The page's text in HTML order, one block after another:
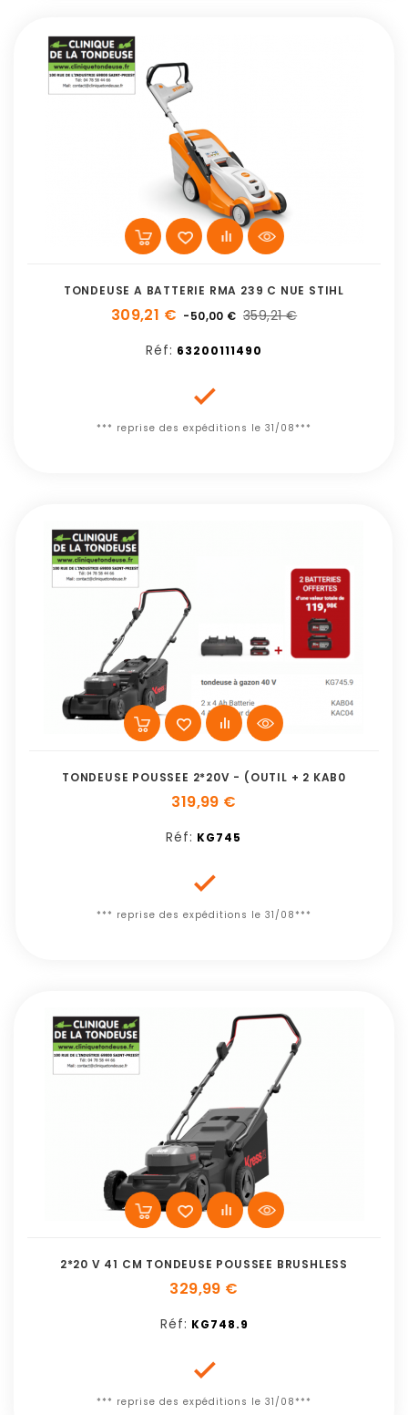
TONDEUSE A BATTERIE RMA 239 C NUE STIHL
309,21 € -50,00 € 359,21 €
Réf: 63200111490

*** reprise des expéditions le 31/08***
TONDEUSE POUSSEE 2*20V - (OUTIL + 2 KAB0
319,99 €
Réf: KG745

*** reprise des expéditions le 31/08***
2*20 V 41 CM TONDEUSE POUSSEE BRUSHLESS
329,99 €
Réf: KG748.9

*** reprise des expéditions le 31/08***